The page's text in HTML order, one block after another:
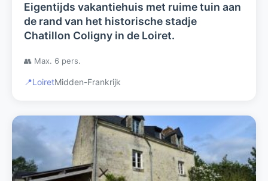
Eigentijds vakantiehuis met ruime tuin aan
de rand van het historische stadje
Chatillon Coligny in de Loiret.
👥 Max. 6 pers.
📍LoiretMidden-Frankrijk